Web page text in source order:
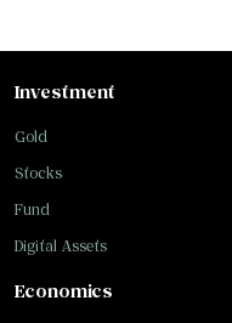
Investment
Gold
Stocks
Fund
Digital Assets
Economics